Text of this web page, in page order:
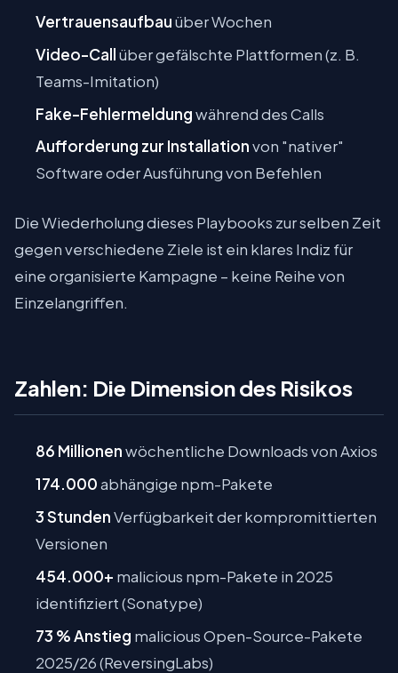
Vertrauensaufbauüber Wochen
Video-Callüber gefälschte Plattformen (z. B.
Teams-Imitation)
Fake-Fehlermeldungwährend des Calls
Aufforderung zur Installationvon "nativer"
Software oder Ausführung von Befehlen
Die Wiederholung dieses Playbooks zur selben Zeit
gegen verschiedene Ziele ist ein klares Indiz für
eine organisierte Kampagne – keine Reihe von
Einzelangriffen.
Zahlen: Die Dimension des Risikos
86 Millionenwöchentliche Downloads von Axios
174.000abhängige npm-Pakete
3 StundenVerfügbarkeit der kompromittierten
Versionen
454.000+ malicious npm-Pakete in 2025
identifiziert (Sonatype)
73 % Anstieg malicious Open-Source-Pakete
2025/26 (ReversingLabs)